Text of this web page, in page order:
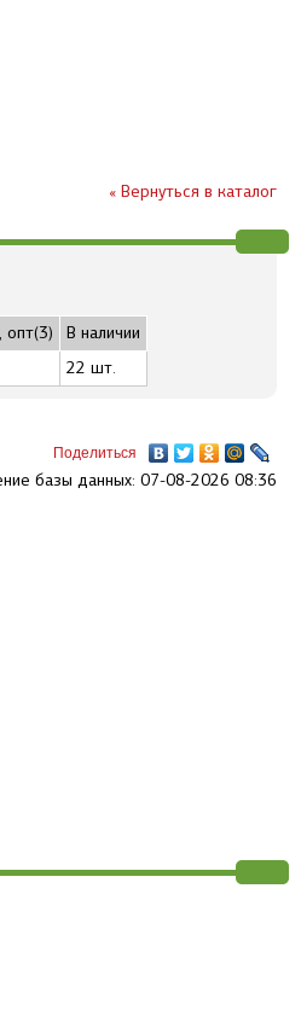
« Вернуться в каталог
опт(3)
В наличии
22 шт.
Поделиться
базы данных: 07-08-2026 08:36